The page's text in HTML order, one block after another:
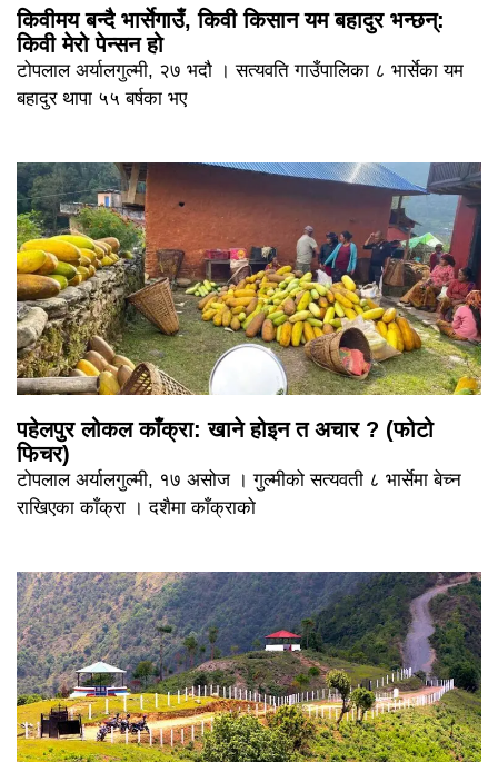
किवीमय बन्दै भार्सेगाउँ, किवी किसान यम बहादुर भन्छन्:
किवी मेरो पेन्सन हो
टोपलाल अर्यालगुल्मी, २७ भदौ । सत्यवति गाउँपालिका ८ भार्सेका यम
बहादुर थापा ५५ बर्षका भए
पहेलपुर लोकल काँक्रा: खाने होइन त अचार ? (फोटो
फिचर)
टोपलाल अर्यालगुल्मी, १७ असोज । गुल्मीको सत्यवती ८ भार्सेमा बेच्न
राखिएका काँक्रा । दशैमा काँक्राको